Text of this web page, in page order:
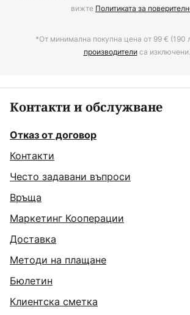
вижте Политиката за
*От минимална покупна цена от 99 € (190
производителиса изключени.
Контакти и обслужване
Отказ от договор
Контакти
Често задавани въпроси
Връща
Маркетинг Кооперации
Доставка
Методи на плащане
Бюлетин
Клиентска сметка